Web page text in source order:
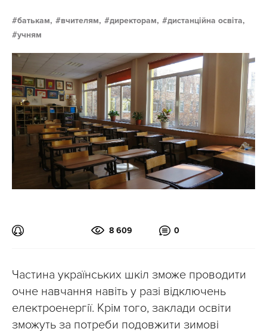
батькам, вчителям, директорам,
дистанційна освіта,
учням
8 609 0
Частина українських шкіл зможе проводити
очне навчання навіть у разі відключень
електроенергії. Крім того, заклади освіти
зможуть за потреби подовжити зимові